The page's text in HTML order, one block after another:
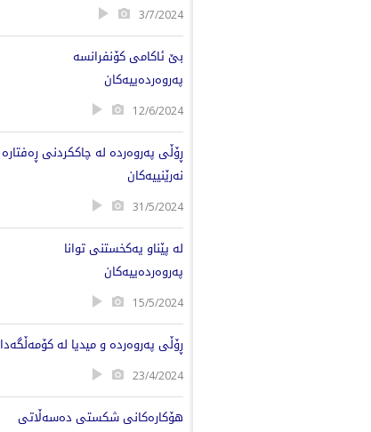
3/7/2024
بێ ئاکامی کۆنفرانسە
پەروەردەییەکان
12/6/2024
ڕۆڵی پەروەردە لە چاککردنی ڕەفتارە
نەرێنییەکان
31/5/2024
لە پێناو یەکخستنی توانا
پەروەردەییەکان
15/5/2024
ڕۆڵی پەروەردە و میدیا لە کۆمەڵگەدا
23/4/2024
هۆکارەکانی شکستی دەسەڵاتی